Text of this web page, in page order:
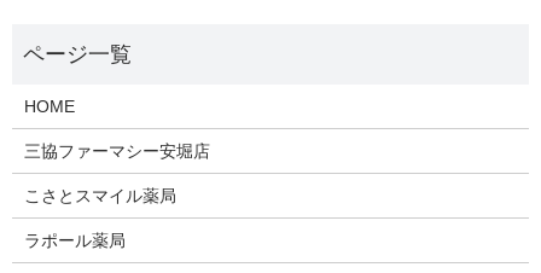
HOME
三協ファーマシー安堀店
こさとスマイル薬局
ラポール薬局